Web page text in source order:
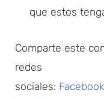
que estos
Comparte este
redes
sociales: Facebook